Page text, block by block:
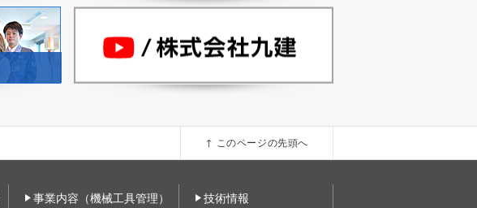
↑ このページの先頭へ
事業内容（機械工具管理） 技術情報